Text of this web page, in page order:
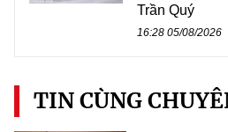
Trần Quý
16:28 05/08/2026
TIN CÙNG